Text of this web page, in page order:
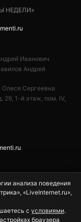
НЕДЕЛИ»
Иванович
Андрей
Олеся Сергеевна
29, 1-й этаж, пом. IV,
допускается
разрешения.
анализа поведения
«LiveInternet.ru»,
с условиями.
браузера